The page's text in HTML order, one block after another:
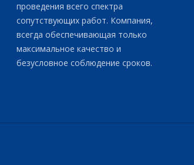
проведения всего спектра
сопутствующих работ. Компания,
всегда обеспечивающая только
максимальное качество и
безусловное соблюдение сроков.